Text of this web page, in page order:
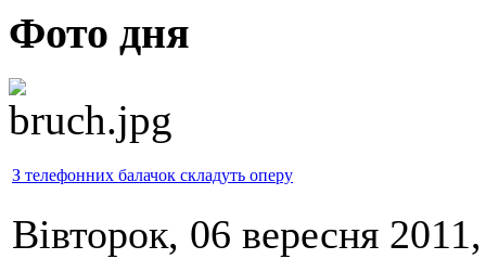
Фото дня
З телефонних балачок складуть оперу
Вівторок, 06 вересня